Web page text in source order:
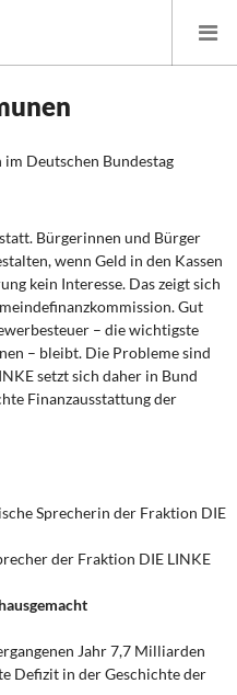
Finanzpolitik
Deutschen Bundestag
Bürgerinnen und Bürger
wenn Geld in den Kassen
kein Interesse. Das zeigt sich
Gut
– die wichtigste
– bleibt. Die Probleme sind
setzt sich daher in Bund
Finanzausstattung der
Sprecherin der Fraktion DIE
der Fraktion DIE LINKE
Jahr 7,7 Milliarden
Defizit in der Geschichte der